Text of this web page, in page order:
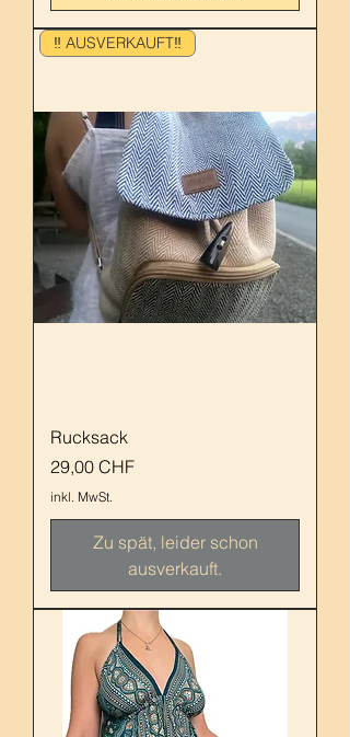
‼️ AUSVERKAUFT‼️
Rucksack
Preis
29,00 CHF
inkl. MwSt.
Zu spät, leider schon
ausverkauft.